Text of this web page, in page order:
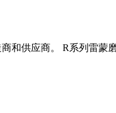
和供应商。 R系列雷蒙